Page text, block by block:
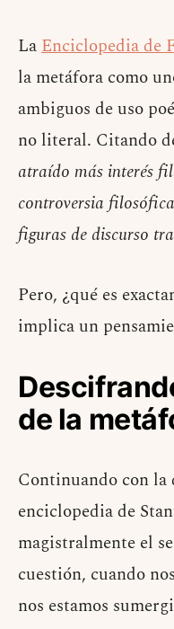
LaEnciclopedia de
la metáfora como
ambiguos de uso
no literal. Citando
atraído más interés
controversia
figuras de discurso
Pero, ¿qué es
implica un
de la
Continuando con
enciclopedia de
magistralmente el
cuestión, cuando
nos estamos